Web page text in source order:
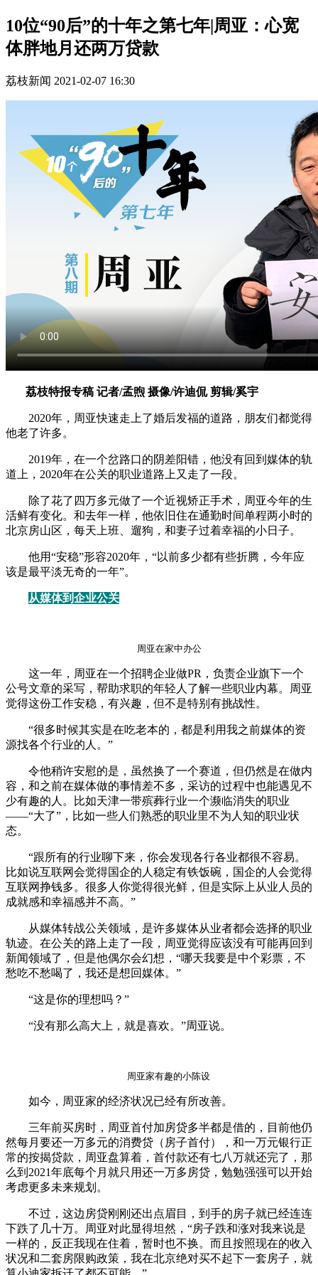
10位“90后”的十年之第七年|周亚：心宽
体胖地月还两万贷款
荔枝新闻 2021-02-07 16:30
荔枝特报专稿 记者/孟煦 摄像/许迪侃 剪辑/奚宇
2020年，周亚快速走上了婚后发福的道路，朋友们都觉得
他老了许多。
2019年，在一个岔路口的阴差阳错，他没有回到媒体的轨
道上，2020年在公关的职业道路上又走了一段。
除了花了四万多元做了一个近视矫正手术，周亚今年的生
活鲜有变化。和去年一样，他依旧住在通勤时间单程两小时的
北京房山区，每天上班、遛狗，和妻子过着幸福的小日子。
他用“安稳”形容2020年，“以前多少都有些折腾，今年应
该是最平淡无奇的一年”。
从媒体到企业公关
周亚在家中办公
这一年，周亚在一个招聘企业做PR，负责企业旗下一个
公号文章的采写，帮助求职的年轻人了解一些职业内幕。周亚
觉得这份工作安稳，有兴趣，但不是特别有挑战性。
“很多时候其实是在吃老本的，都是利用我之前媒体的资
源找各个行业的人。”
令他稍许安慰的是，虽然换了一个赛道，但仍然是在做内
容，和之前在媒体做的事情差不多，采访的过程中也能遇见不
少有趣的人。比如天津一带殡葬行业一个濒临消失的职业
——“大了”，比如一些人们熟悉的职业里不为人知的职业状
态。
“跟所有的行业聊下来，你会发现各行各业都很不容易。
比如说互联网会觉得国企的人稳定有铁饭碗，国企的人会觉得
互联网挣钱多。很多人你觉得很光鲜，但是实际上从业人员的
成就感和幸福感并不高。”
从媒体转战公关领域，是许多媒体从业者都会选择的职业
轨迹。在公关的路上走了一段，周亚觉得应该没有可能再回到
新闻领域了，但是他偶尔会幻想，“哪天我要是中个彩票，不
愁吃不愁喝了，我还是想回媒体。”
“这是你的理想吗？”
“没有那么高大上，就是喜欢。”周亚说。
周亚家有趣的小陈设
如今，周亚家的经济状况已经有所改善。
三年前买房时，周亚首付加房贷多半都是借的，目前他仍
然每月要还一万多元的消费贷（房子首付），和一万元银行正
常的按揭贷款，周亚盘算着，首付款还有七八万就还完了，那
么到2021年底每个月就只用还一万多房贷，勉勉强强可以开始
考虑更多未来规划。
不过，这边房贷刚刚还出点眉目，到手的房子就已经连连
下跌了几十万。周亚对此显得坦然，“房子跌和涨对我来说是
一样的，反正我现在住着，暂时也不换。而且按照现在的收入
状况和二套房限购政策，我在北京绝对买不起下一套房子，就